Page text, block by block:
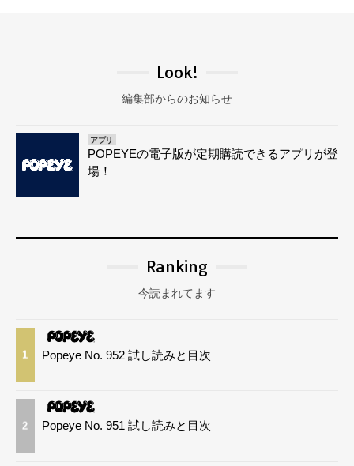
Look!
編集部からのお知らせ
アプリ
POPEYEの電子版が定期購読できるアプリが登
場！
Ranking
今読まれてます
1 Popeye No. 952 試し読みと目次
2 Popeye No. 951 試し読みと目次